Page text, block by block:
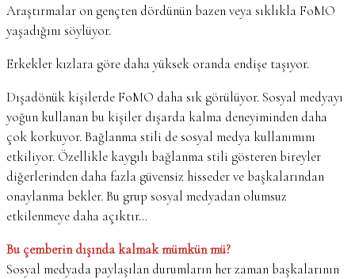
Araştırmalar on gençten dördünün bazen veya sıklıkla FoMO
yaşadığını söylüyor.
Erkekler kızlara göre daha yüksek oranda endişe taşıyor.
Dışadönük kişilerde FoMO daha sık görülüyor. Sosyal medyayı
yoğun kullanan bu kişiler dışarda kalma deneyiminden daha
çok korkuyor. Bağlanma stili de sosyal medya kullanımını
etkiliyor. Özellikle kaygılı bağlanma stili gösteren bireyler
diğerlerinden daha fazla güvensiz hisseder ve başkalarından
onaylanma bekler. Bu grup sosyal medyadan olumsuz
etkilenmeye daha açıktır…
Bu çemberin dışında kalmak mümkün mü?
Sosyal medyada paylaşılan durumların her zaman başkalarının